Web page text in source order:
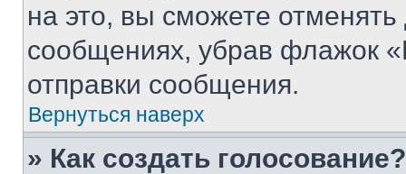
на это, вы сможете
сообщениях, убрав флажок
отправки сообщения.
Вернуться наверх
» Как создать голосование?